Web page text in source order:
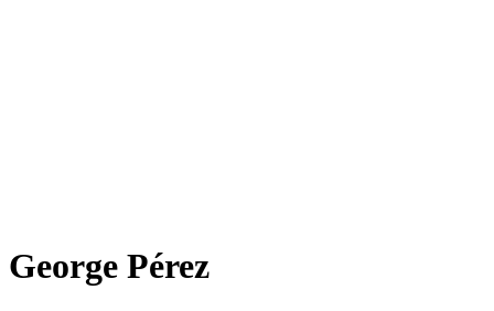
George Pérez